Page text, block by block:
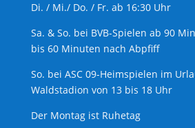
Di. / Mi./ Do. / Fr. ab 16:30 Uhr
Sa. & So. bei BVB-Spielen ab 90
bis 60 Minuten nach Abpfiff
So. bei ASC 09-Heimspielen im
Waldstadion von 13 bis 18 Uhr
Der Montag ist Ruhetag